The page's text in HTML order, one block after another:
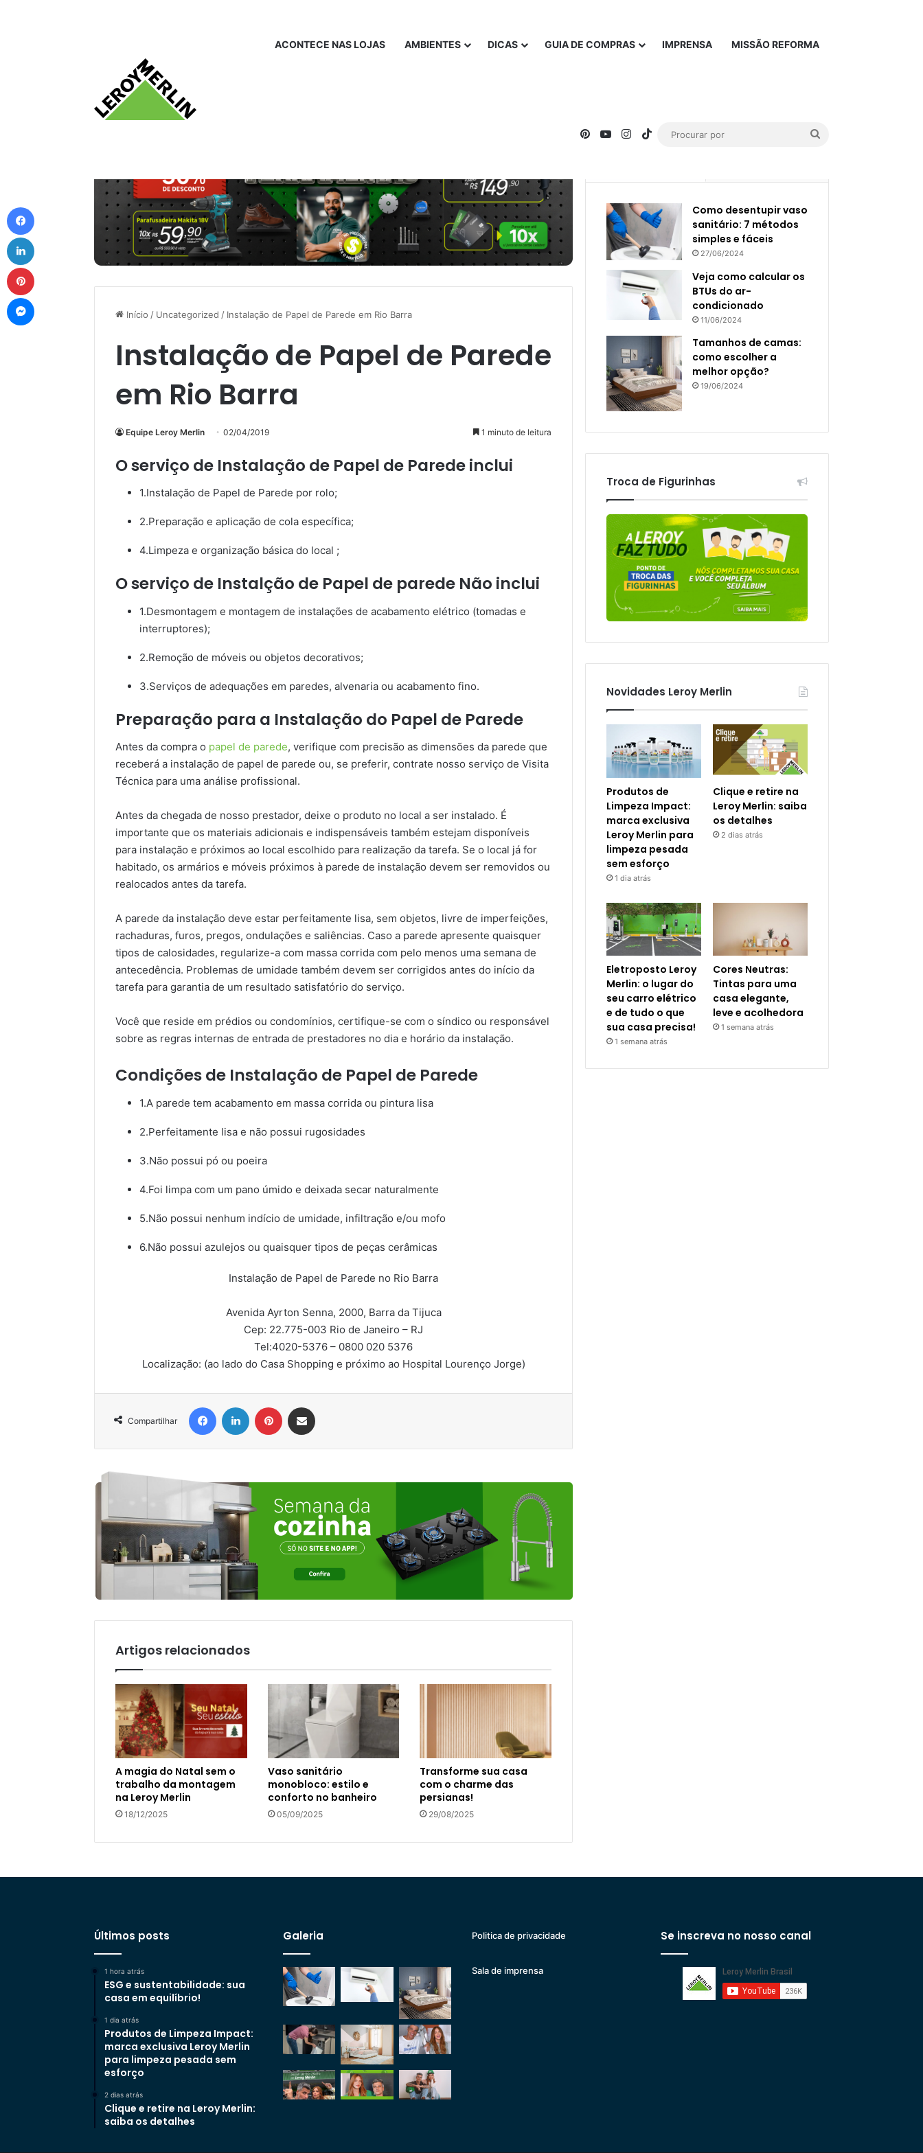
ACONTECE NAS LOJAS AMBIENTES DICAS GUIA DE COMPRAS IMPRENSA MISSÃO REFORMA
PinterestYouTubeInstagram
TikTok
Início / Uncategorized / Instalação de Papel de Parede em Rio Barra
Instalação de Papel de Parede
em Rio Barra
Equipe Leroy Merlin 02/04/2019 1 minuto de leitura
O serviço de Instalação de Papel de Parede inclui
1.Instalação de Papel de Parede por rolo;
2.Preparação e aplicação de cola específica;
4.Limpeza e organização básica do local ;
O serviço de Instalção de Papel de parede Não inclui
1.Desmontagem e montagem de instalações de acabamento elétrico (tomadas e
interruptores);
2.Remoção de móveis ou objetos decorativos;
3.Serviços de adequações em paredes, alvenaria ou acabamento fino.
Preparação para a Instalação do Papel de Parede
Antes da compra o papel de parede, verifique com precisão as dimensões da parede que
receberá a instalação de papel de parede ou, se preferir, contrate nosso serviço de Visita
Técnica para uma análise profissional.
Antes da chegada de nosso prestador, deixe o produto no local a ser instalado. É
importante que os materiais adicionais e indispensáveis também estejam disponíveis
para instalação e próximos ao local escolhido para realização da tarefa. Se o local já for
habitado, os armários e móveis próximos à parede de instalação devem ser removidos ou
realocados antes da tarefa.
A parede da instalação deve estar perfeitamente lisa, sem objetos, livre de imperfeições,
rachaduras, furos, pregos, ondulações e saliências. Caso a parede apresente quaisquer
tipos de calosidades, regularize-a com massa corrida com pelo menos uma semana de
antecedência. Problemas de umidade também devem ser corrigidos antes do início da
tarefa para garantia de um resultado satisfatório do serviço.
Você que reside em prédios ou condomínios, certifique-se com o síndico ou responsável
sobre as regras internas de entrada de prestadores no dia e horário da instalação.
Condições de Instalação de Papel de Parede
1.A parede tem acabamento em massa corrida ou pintura lisa
2.Perfeitamente lisa e não possui rugosidades
3.Não possui pó ou poeira
4.Foi limpa com um pano úmido e deixada secar naturalmente
5.Não possui nenhum indício de umidade, infiltração e/ou mofo
6.Não possui azulejos ou quaisquer tipos de peças cerâmicas
Instalação de Papel de Parede no Rio Barra
Avenida Ayrton Senna, 2000, Barra da Tijuca
Cep: 22.775-003 Rio de Janeiro – RJ
Tel:4020-5376 – 0800 020 5376
Localização: (ao lado do Casa Shopping e próximo ao Hospital Lourenço Jorge)
Compartilhar
FacebookLinkedin Pinterest
Artigos relacionados
A magia do Natal sem o
trabalho da montagem
na Leroy Merlin
18/12/2025
Vaso sanitário
monobloco: estilo e
conforto no banheiro
05/09/2025
Transforme sua casa
com o charme das
persianas!
29/08/2025
Como desentupir vaso
sanitário: 7 métodos
simples e fáceis
27/06/2024
Veja como calcular os
BTUs do ar-
condicionado
11/06/2024
Tamanhos de camas:
como escolher a
melhor opção?
19/06/2024
Troca de Figurinhas
Novidades Leroy Merlin
Produtos de
Limpeza Impact:
marca exclusiva
Leroy Merlin para
limpeza pesada
sem esforço
1 dia atrás
Clique e retire na
Leroy Merlin: saiba
os detalhes
2 dias atrás
Eletroposto Leroy
Merlin: o lugar do
seu carro elétrico
e de tudo o que
sua casa precisa!
1 semana atrás
Cores Neutras:
Tintas para uma
casa elegante,
leve e acolhedora
1 semana atrás
Últimos posts
1 hora atrás
ESG e sustentabilidade: sua
casa em equilíbrio!
1 dia atrás
Produtos de Limpeza Impact:
marca exclusiva Leroy Merlin
para limpeza pesada sem
esforço
2 dias atrás
Clique e retire na Leroy Merlin:
saiba os detalhes
Galeria Politica de privacidade
Sala de imprensa
Se inscreva no nosso canal